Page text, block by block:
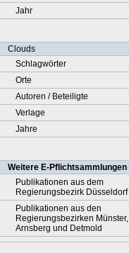
Jahr
Clouds
Schlagwörter
Orte
Autoren / Beteiligte
Verlage
Jahre
Weitere E-Pflichtsammlungen
Publikationen aus dem
Regierungsbezirk Düsseldorf
Publikationen aus den
Regierungsbezirken Münster,
Arnsberg und Detmold